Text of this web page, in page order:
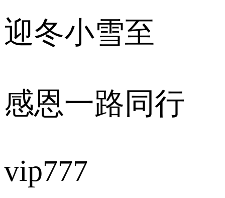
迎冬小雪至
感恩一路同行
vip777